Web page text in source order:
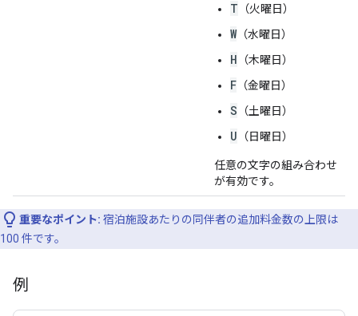
T （火曜日）
W（水曜日）
H （木曜日）
F （金曜日）
S （土曜日）
U （日曜日）
任意の文字の組み合わせ
が有効です。
重要なポイント: 宿泊施設あたりの同伴者の追加料金数の上限は
100 件です。
例